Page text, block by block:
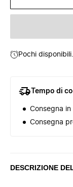
Pochi
Tempo di
Consegna
Consegna
DESCRIZIONE